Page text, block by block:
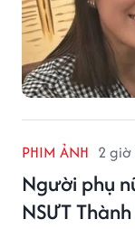
PHIM ẢNH 2
Người phụ
NSƯT